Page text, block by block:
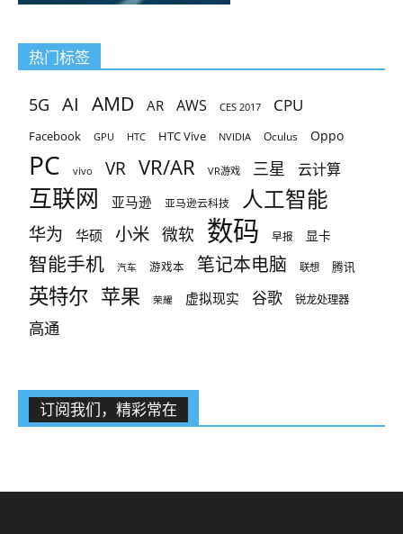
热门标签
5G AI AMD AR AWS CES 2017 CPU
Facebook GPU HTC HTC Vive NVIDIA Oculus Oppo
PC vivo VR VR/AR VR游戏 三星 云计算
互联网 亚马逊 亚马逊云科技 人工智能
华为 华硕 小米 微软 数码 早报 显卡
智能手机 汽车 游戏本 笔记本电脑 联想 腾讯
英特尔 苹果 荣耀 虚拟现实 谷歌 锐龙处理器
高通
订阅我们，精彩常在